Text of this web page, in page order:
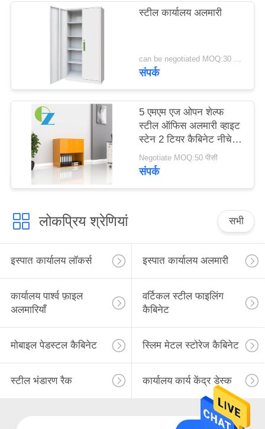
स्टील कार्यालय अलमारी
can be negotiated MOQ:30 पीसीएस
संपर्क
5 एमएम एज ओपन शेल्फ
स्टील ऑफिस अलमारी व्हाइट
स्टेन 2 टियर कैबिनेट नीचे
खुला;
Negotiate MOQ:50 पीसी
संपर्क
लोकप्रिय श्रेणियां सभी
इस्पात कार्यालय लॉकर्स इस्पात कार्यालय अलमारी
कार्यालय पार्श्व फ़ाइल
अलमारियाँ
वर्टिकल स्टील फाइलिंग
कैबिनेट
मोबाइल पेडस्टल कैबिनेट स्लिम मेटल स्टोरेज कैबिनेट
स्टील भंडारण रैक कार्यालय कार्य केंद्र डेस्क